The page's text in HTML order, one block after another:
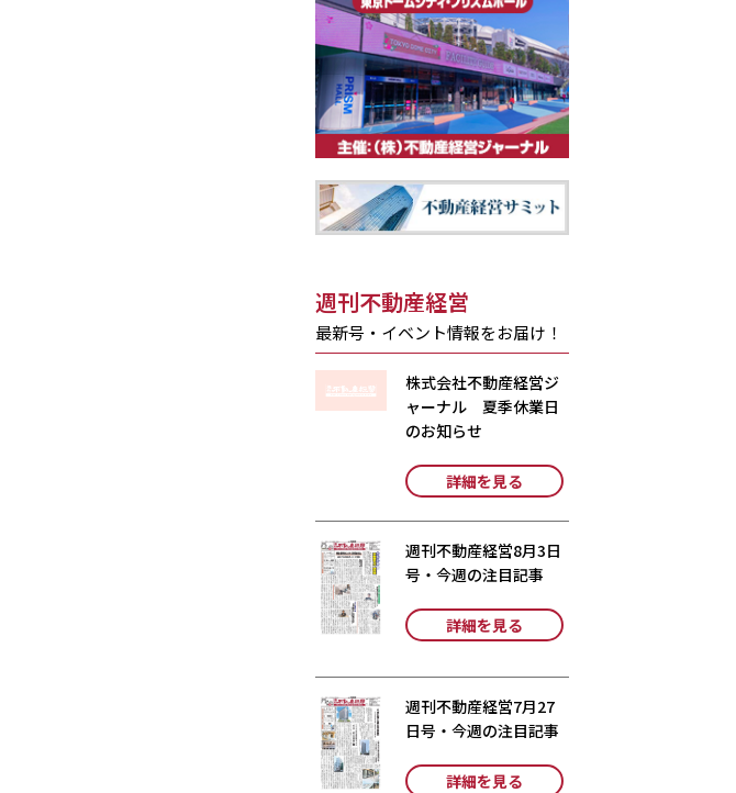
週刊不動産経営
最新号・イベント情報をお届け！
株式会社不動産経営ジ
ャーナル 夏季休業日
のお知らせ
詳細を見る
週刊不動産経営8月3日
号・今週の注目記事
詳細を見る
週刊不動産経営7月27
日号・今週の注目記事
詳細を見る